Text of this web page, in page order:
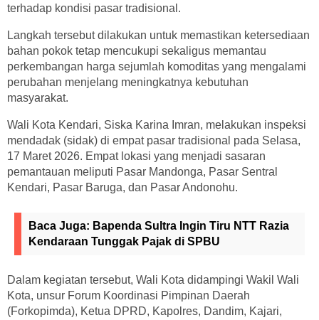
terhadap kondisi pasar tradisional.
Langkah tersebut dilakukan untuk memastikan ketersediaan
bahan pokok tetap mencukupi sekaligus memantau
perkembangan harga sejumlah komoditas yang mengalami
perubahan menjelang meningkatnya kebutuhan
masyarakat.
Wali Kota Kendari, Siska Karina Imran, melakukan inspeksi
mendadak (sidak) di empat pasar tradisional pada Selasa,
17 Maret 2026. Empat lokasi yang menjadi sasaran
pemantauan meliputi Pasar Mandonga, Pasar Sentral
Kendari, Pasar Baruga, dan Pasar Andonohu.
Baca Juga: Bapenda Sultra Ingin Tiru NTT Razia
Kendaraan Tunggak Pajak di SPBU
Dalam kegiatan tersebut, Wali Kota didampingi Wakil Wali
Kota, unsur Forum Koordinasi Pimpinan Daerah
(Forkopimda), Ketua DPRD, Kapolres, Dandim, Kajari,